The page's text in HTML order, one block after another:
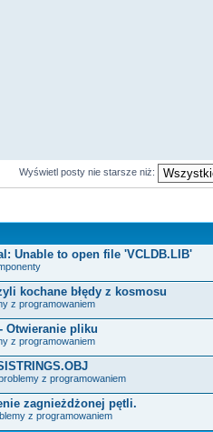
Wyświetl posty nie starsze niż:
Unable to open file 'VCLDB.LIB'
kochane błędy z kosmosu
z programowaniem
Otwieranie pliku
z programowaniem
z programowaniem
zagnieżdżonej pętli.
z programowaniem